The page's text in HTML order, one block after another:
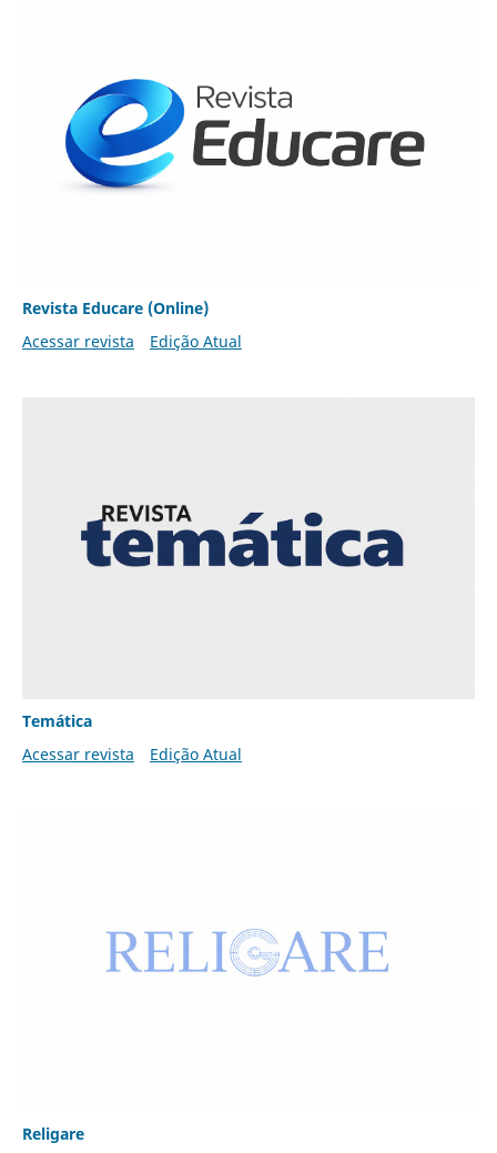
Revista Educare (Online)
Acessar revista
Edição Atual
Temática
Acessar revista
Edição Atual
Religare